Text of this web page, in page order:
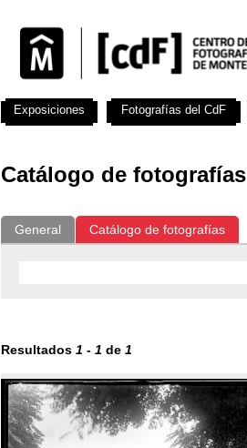
Catálogo de fotografías
General Catálogo de fotografías
Resultados 1 - 1 de 1
Exposiciones Fotografías del CdF